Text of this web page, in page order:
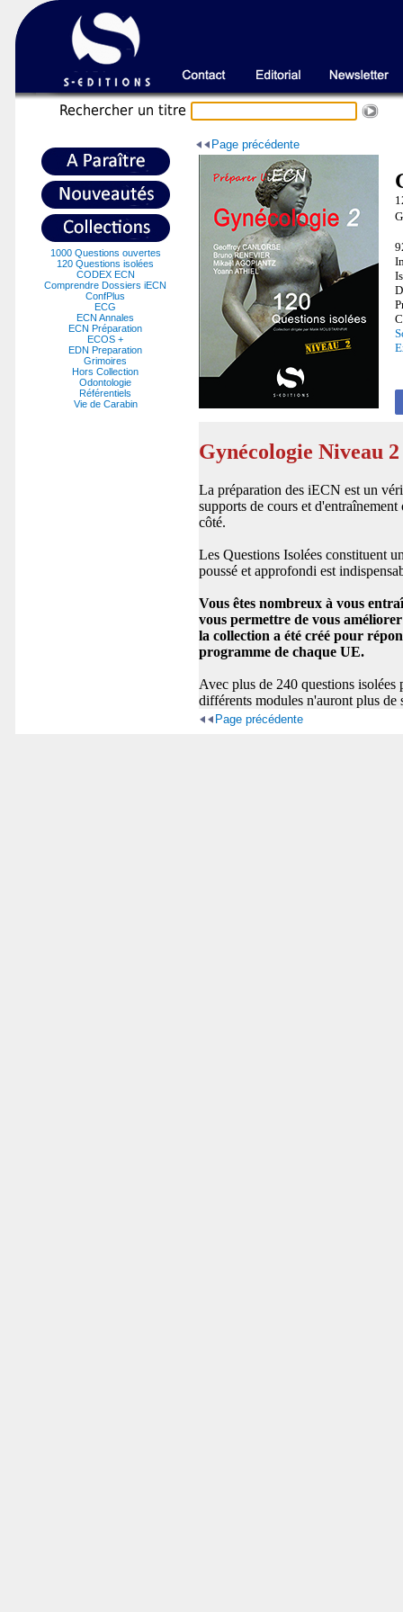
Rechercher un titre
1000 Questions ouvertes
120 Questions isolées
CODEX ECN
Comprendre Dossiers iECN
ConfPlus
ECG
ECN Annales
ECN Préparation
ECOS +
EDN Preparation
Grimoires
Hors Collection
Odontologie
Référentiels
Vie de Carabin
Page précédente
Gynécologie Niveau
La préparation des iECN est un
supports de cours et
côté.
Les Questions Isolées constituent
poussé et approfondi est
Vous êtes nombreux à vous
vous permettre de vous
la collection a été créé pour
programme de chaque UE.
Avec plus de 240 questions isolées
différents modules n'auront plus de
Page précédente